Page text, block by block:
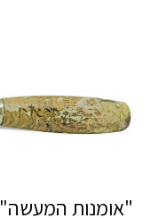
"אומנות המעשה"